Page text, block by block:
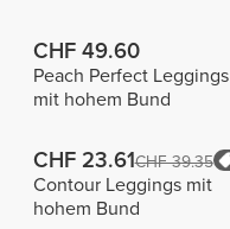
CHF 49.60
Peach Perfect Leggings
mit hohem Bund
CHF 23.61CHF 39.35
Contour Leggings mit
hohem Bund